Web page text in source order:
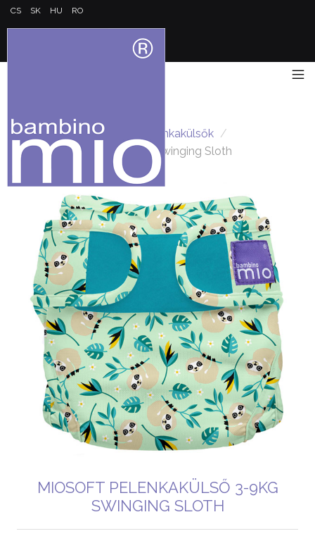
CS SK HU RO
Kezdőlap / Miosoft pelenkakülsők /
Miosoft pelenkakülső 3-9kg Swinging Sloth
MIOSOFT PELENKAKÜLSŐ 3-9KG
SWINGING SLOTH